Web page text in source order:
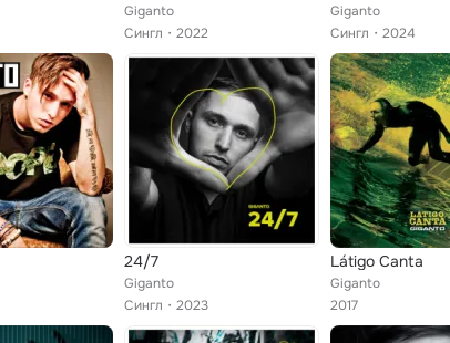
Giganto
Сингл
2022
Giganto
Сингл
2024
24/7
Giganto
Сингл
2023
Látigo Canta
Giganto
2017